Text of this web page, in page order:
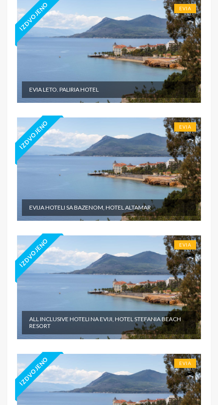
IZDVOJENO EVIA
EVIA LETO. PALIRIA HOTEL
IZDVOJENO EVIA
EVIJA HOTELI SA BAZENOM, HOTEL ALTAMAR
IZDVOJENO EVIA
ALL INCLUSIVE HOTELI NA EVIJI, HOTEL STEFANIA BEACH
RESORT
IZDVOJENO EVIA